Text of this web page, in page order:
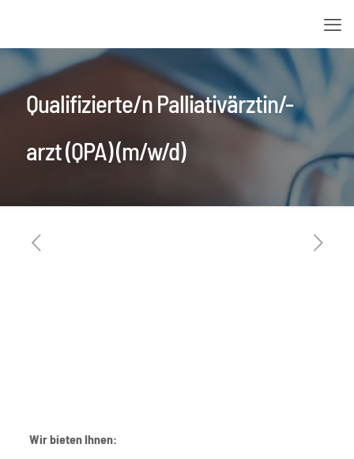
Qualifizierte/n Palliativärztin/-
arzt (QPA) (m/w/d)
Wir bieten Ihnen: